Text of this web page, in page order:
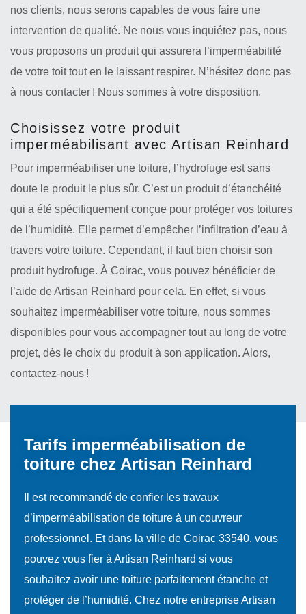
nos clients, nous serons capables de vous faire une
intervention de qualité. Ne nous vous inquiétez pas, nous
vous proposons un produit qui assurera l’imperméabilité
de votre toit tout en le laissant respirer. N’hésitez donc pas
à nous contacter ! Nous sommes à votre disposition.
Choisissez votre produit
imperméabilisant avec Artisan Reinhard
Pour imperméabiliser une toiture, l’hydrofuge est sans
doute le produit le plus sûr. C’est un produit d’étanchéité
qui a été spécifiquement conçue pour protéger vos toitures
de l’humidité. Elle permet d’empêcher l’infiltration d’eau à
travers votre toiture. Cependant, il faut bien choisir son
produit hydrofuge. À Coirac, vous pouvez bénéficier de
l’aide de Artisan Reinhard pour cela. En effet, si vous
souhaitez imperméabiliser votre toiture, nous sommes
disponibles pour vous accompagner tout au long de votre
projet, dès le choix du produit à son application. Alors,
contactez-nous !
Tarifs imperméabilisation de
toiture chez Artisan Reinhard
Il est recommandé de confier les travaux
d’imperméabilisation de toiture à un couvreur
professionnel. Et dans la ville de Coirac 33540, vous
pouvez vous fier à Artisan Reinhard si vous
souhaitez avoir une toiture parfaitement étanche et
protéger de l’humidité. Chez notre entreprise Artisan